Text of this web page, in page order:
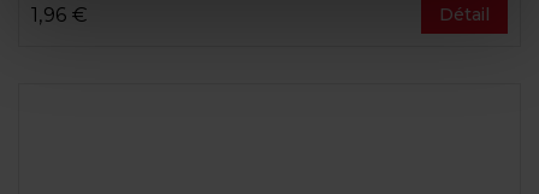
1,96 € Détail